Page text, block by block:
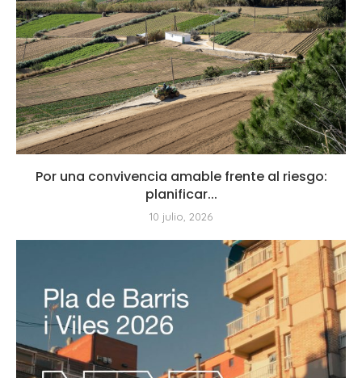
Por una convivencia amable frente al riesgo:
planificar...
10 julio, 2026